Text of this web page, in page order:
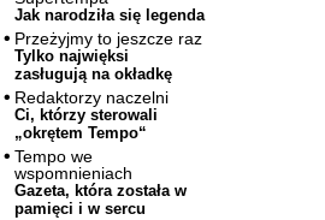
Jak narodziła się legenda
Przeżyjmy to jeszcze raz
Tylko najwięksi
zasługują na okładkę
Redaktorzy naczelni
Ci, którzy sterowali
„okrętem Tempo“
Tempo we
wspomnieniach
Gazeta, która została w
pamięci i w sercu